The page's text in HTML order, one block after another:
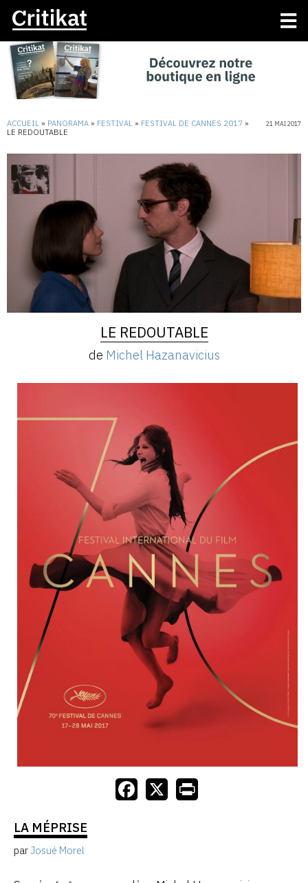
ACCUEIL » PANORAMA » FESTIVAL » FESTIVAL DE CANNES 2017 »
LE REDOUTABLE
21 MAI 2017
LE REDOUTABLE
de Michel Hazanavicius
LA MÉPRISE
parJosué Morel